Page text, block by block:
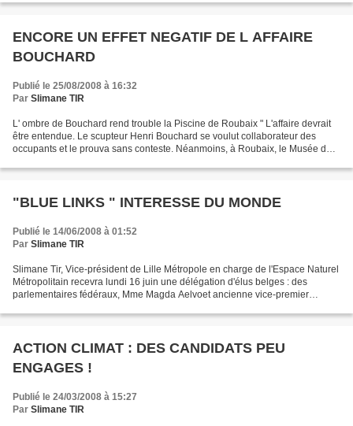
ENCORE UN EFFET NEGATIF DE L AFFAIRE
BOUCHARD
Publié le 25/08/2008 à 16:32
Par Slimane TIR
L' ombre de Bouchard rend trouble la Piscine de Roubaix " L'affaire devrait
être entendue. Le scupteur Henri Bouchard se voulut collaborateur des
occupants et le prouva sans conteste. Néanmoins, à Roubaix, le Musée de
"BLUE LINKS " INTERESSE DU MONDE
Publié le 14/06/2008 à 01:52
Par Slimane TIR
Slimane Tir, Vice-président de Lille Métropole en charge de l'Espace Naturel
Métropolitain recevra lundi 16 juin une délégation d'élus belges : des
parlementaires fédéraux, Mme Magda Aelvoet ancienne vice-premier
ACTION CLIMAT : DES CANDIDATS PEU
ENGAGES !
Publié le 24/03/2008 à 15:27
Par Slimane TIR